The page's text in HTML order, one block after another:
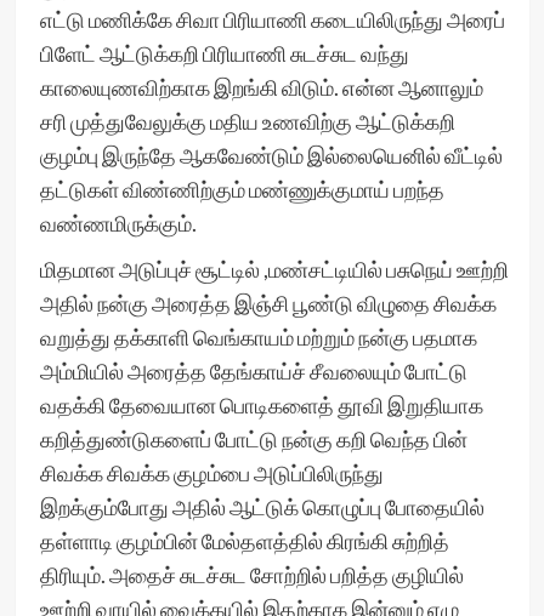
எட்டு மணிக்கே சிவா பிரியாணி கடையிலிருந்து அரைப்
பிளேட் ஆட்டுக்கறி பிரியாணி சுடச்சுட வந்து
காலையுணவிற்காக இறங்கி விடும். என்ன ஆனாலும்
சரி முத்துவேலுக்கு மதிய உணவிற்கு ஆட்டுக்கறி
குழம்பு இருந்தே ஆகவேண்டும் இல்லையெனில் வீட்டில்
தட்டுகள் விண்ணிற்கும் மண்ணுக்குமாய் பறந்த
வண்ணமிருக்கும்.
மிதமான அடுப்புச் சூட்டில் ,மண்சட்டியில் பசுநெய் ஊற்றி
அதில் நன்கு அரைத்த இஞ்சி பூண்டு விழுதை சிவக்க
வறுத்து தக்காளி வெங்காயம் மற்றும் நன்கு பதமாக
அம்மியில் அரைத்த தேங்காய்ச் சீவலையும்‌ போட்டு
வதக்கி தேவையான பொடிகளைத் தூவி இறுதியாக‌
கறித்துண்டுகளைப் போட்டு நன்கு கறி வெந்த பின்
சிவக்க சிவக்க குழம்பை அடுப்பிலிருந்து
இறக்கும்போது அதில் ஆட்டுக் கொழுப்பு போதையில்
தள்ளாடி குழம்பின்‌ மேல்தளத்தில் கிரங்கி சுற்றித்
திரியும். அதைச் சுடச்சுட சோற்றில் பறித்த குழியில்
ஊற்றி வாயில் வைக்கயில் இதற்காக இன்னும் ஏழு